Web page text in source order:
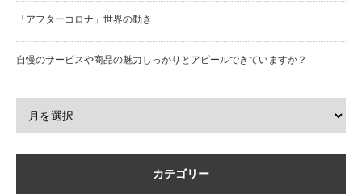
「アフターコロナ」世界の動き
自慢のサービスや商品の魅力しっかりとアピールできていますか？
カテゴリー